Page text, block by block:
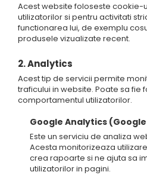
Acest website foloseste cookie-
utilizatorilor si pentru activitati
functionarea lui, de exemplu
produsele vizualizate recent.
2. Analytics
Acest tip de servicii permite
traficului in website. Poate sa fie
comportamentul utilizatorilor.
Google Analytics
Este un serviciu de analiza
Acesta monitorizeaza
crea rapoarte si ne ajuta sa
utilizatorilor in pagini.